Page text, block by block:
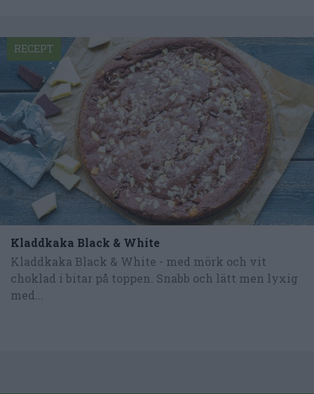
Kladdkaka Black & White
Kladdkaka Black & White - med mörk och vit
choklad i bitar på toppen. Snabb och lätt men lyxig
med...
RECEPT